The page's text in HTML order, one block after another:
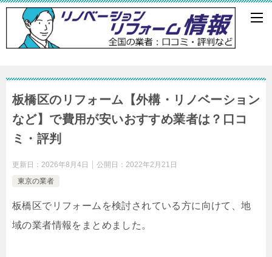
板橋区のリフォーム【外構・リノベーション
など】で費用が安いおすすめ業者は？口コ
ミ・評判
更新日： 2026年8月4日 公開日： 2022年2月21日
東京の業者
板橋区でリフォームを検討されている方に向けて、地
域の業者情報をまとめました。